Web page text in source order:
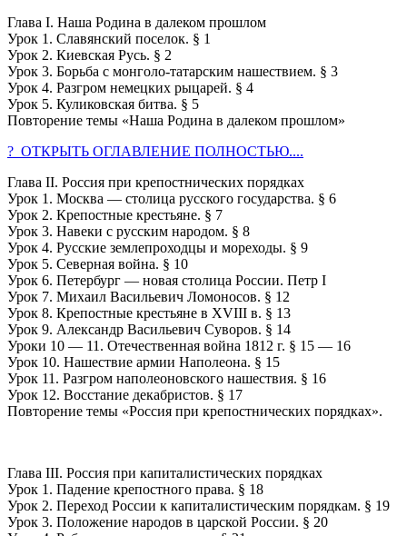
Глава I. Наша Родина в далеком прошлом
Урок 1. Славянский поселок. § 1
Урок 2. Киевская Русь. § 2
Урок 3. Борьба с монголо-татарским нашествием. § 3
Урок 4. Разгром немецких рыцарей. § 4
Урок 5. Куликовская битва. § 5
Повторение темы «Наша Родина в далеком прошлом»
? ОТКРЫТЬ ОГЛАВЛЕНИЕ ПОЛНОСТЬЮ....
Глава II. Россия при крепостнических порядках
Урок 1. Москва — столица русского государства. § 6
Урок 2. Крепостные крестьяне. § 7
Урок 3. Навеки с русским народом. § 8
Урок 4. Русские землепроходцы и мореходы. § 9
Урок 5. Северная война. § 10
Урок 6. Петербург — новая столица России. Петр I
Урок 7. Михаил Васильевич Ломоносов. § 12
Урок 8. Крепостные крестьяне в XVIII в. § 13
Урок 9. Александр Васильевич Суворов. § 14
Уроки 10 — 11. Отечественная война 1812 г. § 15 — 16
Урок 10. Нашествие армии Наполеона. § 15
Урок 11. Разгром наполеоновского нашествия. § 16
Урок 12. Восстание декабристов. § 17
Повторение темы «Россия при крепостнических порядках».
Глава III. Россия при капиталистических порядках
Урок 1. Падение крепостного права. § 18
Урок 2. Переход России к капиталистическим порядкам. § 19
Урок 3. Положение народов в царской России. § 20